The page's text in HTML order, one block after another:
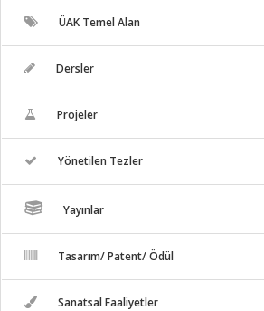
ÜAK Temel Alan
Dersler
Projeler
Yönetilen Tezler
Yayınlar
Tasarım/ Patent/ Ödül
Sanatsal Faaliyetler